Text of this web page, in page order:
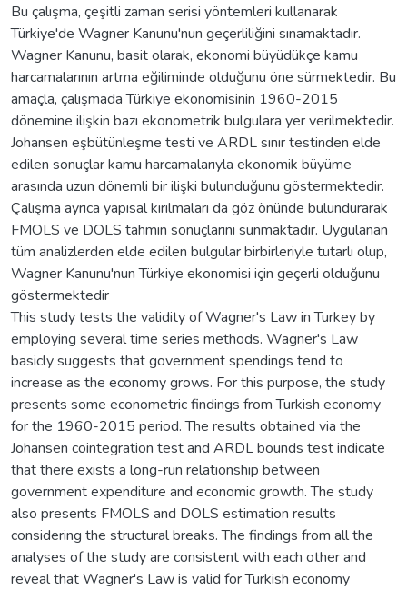
Bu çalışma, çeşitli zaman serisi yöntemleri kullanarak
Türkiye'de Wagner Kanunu'nun geçerliliğini sınamaktadır.
Wagner Kanunu, basit olarak, ekonomi büyüdükçe kamu
harcamalarının artma eğiliminde olduğunu öne sürmektedir. Bu
amaçla, çalışmada Türkiye ekonomisinin 1960-2015
dönemine ilişkin bazı ekonometrik bulgulara yer verilmektedir.
Johansen eşbütünleşme testi ve ARDL sınır testinden elde
edilen sonuçlar kamu harcamalarıyla ekonomik büyüme
arasında uzun dönemli bir ilişki bulunduğunu göstermektedir.
Çalışma ayrıca yapısal kırılmaları da göz önünde bulundurarak
FMOLS ve DOLS tahmin sonuçlarını sunmaktadır. Uygulanan
tüm analizlerden elde edilen bulgular birbirleriyle tutarlı olup,
Wagner Kanunu'nun Türkiye ekonomisi için geçerli olduğunu
göstermektedir
This study tests the validity of Wagner's Law in Turkey by
employing several time series methods. Wagner's Law
basicly suggests that government spendings tend to
increase as the economy grows. For this purpose, the study
presents some econometric findings from Turkish economy
for the 1960-2015 period. The results obtained via the
Johansen cointegration test and ARDL bounds test indicate
that there exists a long-run relationship between
government expenditure and economic growth. The study
also presents FMOLS and DOLS estimation results
considering the structural breaks. The findings from all the
analyses of the study are consistent with each other and
reveal that Wagner's Law is valid for Turkish economy